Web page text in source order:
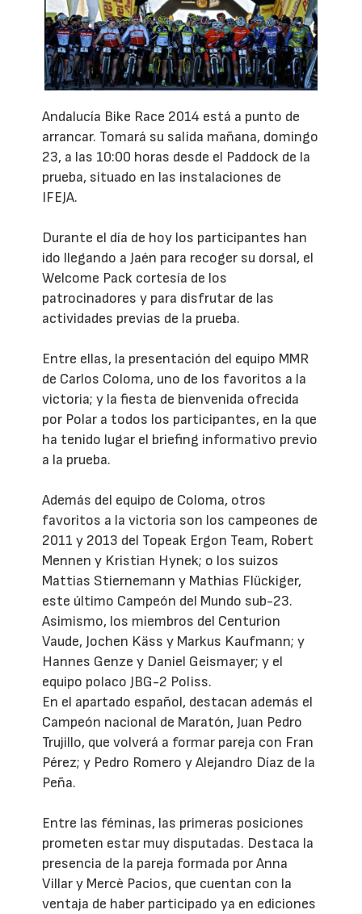
Andalucía Bike Race 2014 está a punto de
arrancar. Tomará su salida mañana, domingo
23, a las 10:00 horas desde el Paddock de la
prueba, situado en las instalaciones de
IFEJA.
Durante el día de hoy los participantes han
ido llegando a Jaén para recoger su dorsal, el
Welcome Pack cortesía de los
patrocinadores y para disfrutar de las
actividades previas de la prueba.
Entre ellas, la presentación del equipo MMR
de Carlos Coloma, uno de los favoritos a la
victoria; y la fiesta de bienvenida ofrecida
por Polar a todos los participantes, en la que
ha tenido lugar el briefing informativo previo
a la prueba.
Además del equipo de Coloma, otros
favoritos a la victoria son los campeones de
2011 y 2013 del Topeak Ergon Team, Robert
Mennen y Kristian Hynek; o los suizos
Mattias Stiernemann y Mathias Flückiger,
este último Campeón del Mundo sub-23.
Asimismo, los miembros del Centurion
Vaude, Jochen Käss y Markus Kaufmann; y
Hannes Genze y Daniel Geismayer; y el
equipo polaco JBG-2 Poliss.
En el apartado español, destacan además el
Campeón nacional de Maratón, Juan Pedro
Trujillo, que volverá a formar pareja con Fran
Pérez; y Pedro Romero y Alejandro Díaz de la
Peña.
Entre las féminas, las primeras posiciones
prometen estar muy disputadas. Destaca la
presencia de la pareja formada por Anna
Villar y Mercè Pacios, que cuentan con la
ventaja de haber participado ya en ediciones